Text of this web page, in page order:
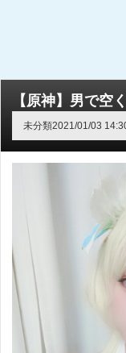
【原神】男で空
未分類2021/01/03